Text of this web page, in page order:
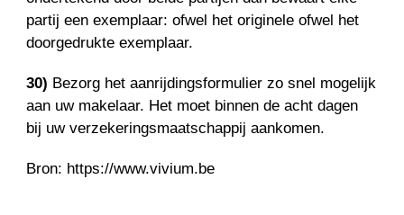
partij een exemplaar: ofwel het originele ofwel het
doorgedrukte exemplaar.
30) Bezorg het aanrijdingsformulier zo snel mogelijk
aan uw makelaar. Het moet binnen de acht dagen
bij uw verzekeringsmaatschappij aankomen.
Bron: https://www.vivium.be